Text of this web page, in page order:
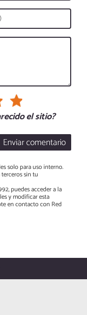
el sitio?
Enviar comentario
solo para uso interno.
sin tu
puedes acceder a la
y modificar esta
en contacto con Red